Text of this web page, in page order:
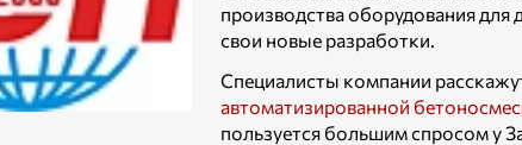
производства оборудования для
свои новые разработки.
Специалисты компании
автоматизированной
пользуется большим спросом у